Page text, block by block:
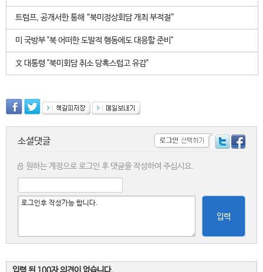
트럼프, 공개서한 통해 “북미정상회담 개최 부적절”
미 국방부 "북 어떠한 도발적 행동에도 대응할 준비"
文 대통령 "북미회담 취소 당혹스럽고 유감"
소셜댓글
원하는 계정으로 로그인 후 댓글을 작성하여 주십시요.
입력